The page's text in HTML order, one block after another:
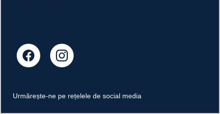
Urmărește-ne pe rețelele de social media